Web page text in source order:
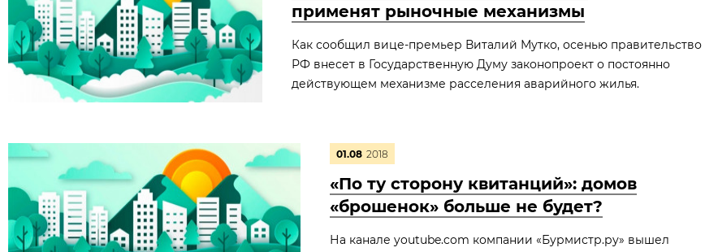
применят рыночные механизмы
Как сообщил вице-премьер Виталий Мутко, осенью правительство
РФ внесет в Государственную Думу законопроект о постоянно
действующем механизме расселения аварийного жилья.
01.08 2018
«По ту сторону квитанций»: домов
«брошенок» больше не будет?
На канале youtube.com компании «Бурмистр.ру» вышел